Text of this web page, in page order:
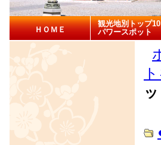
ＨＯＭＥ
観光地別トップ10
パワースポット